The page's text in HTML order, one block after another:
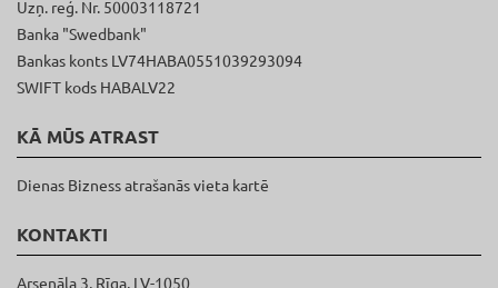
Uzņ. reģ. Nr. 50003118721
Banka "Swedbank"
Bankas konts LV74HABA0551039293094
SWIFT kods HABALV22
KĀ MŪS ATRAST
Dienas Bizness atrašanās vieta kartē
KONTAKTI
Arsenāla 3, Rīga, LV-1050